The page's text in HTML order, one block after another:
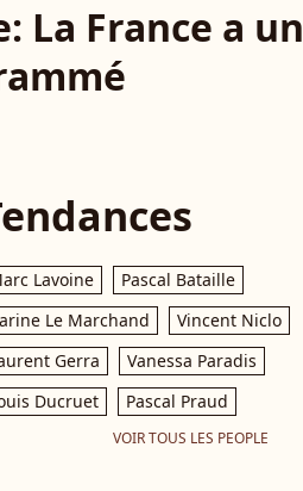
La France a un
Lavoine
Pascal Bataille
Le Marchand
Vincent Niclo
Gerra
Vanessa Paradis
Ducruet
Pascal Praud
VOIR TOUS LES PEOPLE